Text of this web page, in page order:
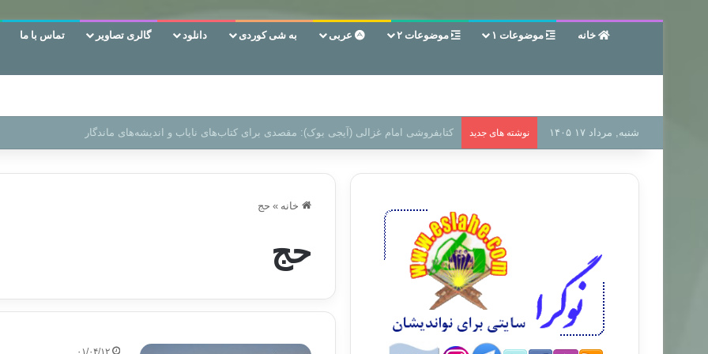
خانه موضوعات ۱ موضوعات ۲ عربی به شی کوردی دانلود گالری تصاویر تماس با ما
شنبه, مرداد ۱۷ ۱۴۰۵ نوشته های جدید سر دفتر فساد در زمین‌، دوری وکناره‌گیری از راه خداست‌!
خانه » حج
حج
۰۱/۰۴/۱۲